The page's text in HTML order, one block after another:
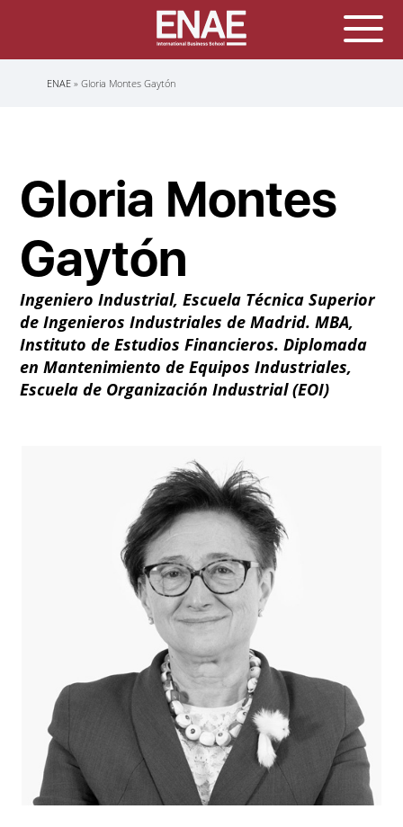
Sobrescribir
ENAE Gloria Montes Gaytón
Gloria Montes
Gaytón
Ingeniero Industrial, Escuela Técnica Superior
de Ingenieros Industriales de Madrid. MBA,
Instituto de Estudios Financieros. Diplomada
en Mantenimiento de Equipos Industriales,
Escuela de Organización Industrial (EOI)